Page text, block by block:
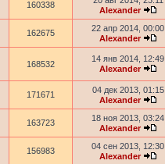
160338
Alexander
162675
22 апр 2014, 00:00
Alexander
168532
14 янв 2014, 12:49
Alexander
171671
04 дек 2013, 01:15
Alexander
163723
18 ноя 2013, 03:24
Alexander
156983
04 сен 2013, 12:30
Alexander